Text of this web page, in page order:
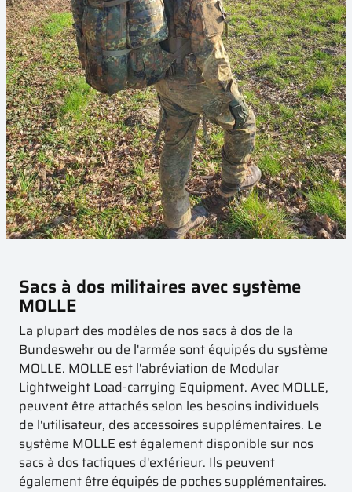
Sacs à dos militaires avec système
MOLLE
La plupart des modèles de nos sacs à dos de la
Bundeswehr ou de l'armée sont équipés du système
MOLLE. MOLLE est l'abréviation de Modular
Lightweight Load-carrying Equipment. Avec MOLLE,
peuvent être attachés selon les besoins individuels
de l'utilisateur, des accessoires supplémentaires. Le
système MOLLE est également disponible sur nos
sacs à dos tactiques d'extérieur. Ils peuvent
également être équipés de poches supplémentaires.